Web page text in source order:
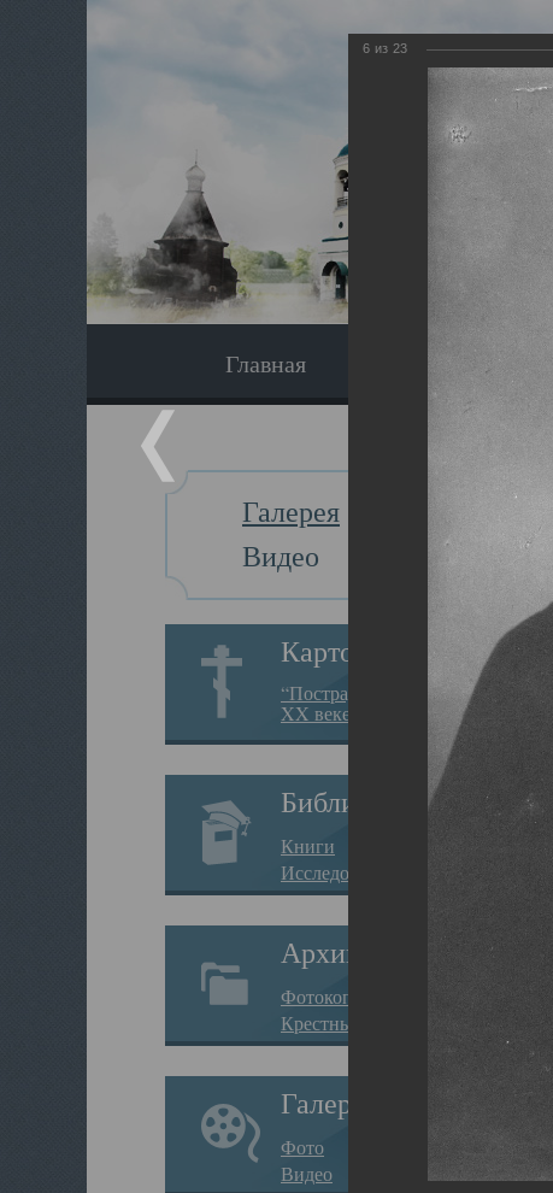
Главная Экскурсия
Галерея
Видео
Картотека
“Пострадавшие за веру в
XX веке на Севере”
Библиотека
Книги
Исследования
Архив
Фотокопии дел
Крестные ходы
Галерея
Фото
Видео
6 из 23